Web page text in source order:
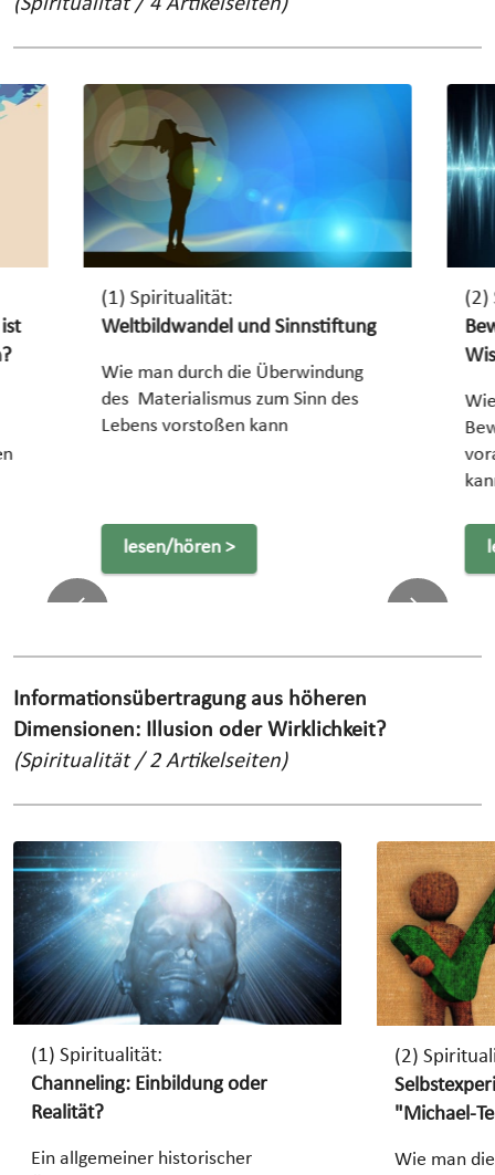
(1) Spiritualität:
Weltbildwandel und Sinnstiftung
Wie man durch die Überwindung
des Materialismus zum Sinn des
Lebens vorstoßen kann
lesen/hören >
(2)
Informationsübertragung aus höheren
Dimensionen: Illusion oder Wirklichkeit?
(Spiritualität / 2 Artikelseiten)
(1) Spiritualität:
Channeling: Einbildung oder
Realität?
Ein allgemeiner historischer
(2)
"Michael-
Wie man